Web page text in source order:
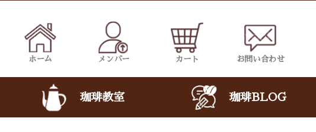
ホーム メンバー カート お問い合わせ
珈琲教室 珈琲BLOG